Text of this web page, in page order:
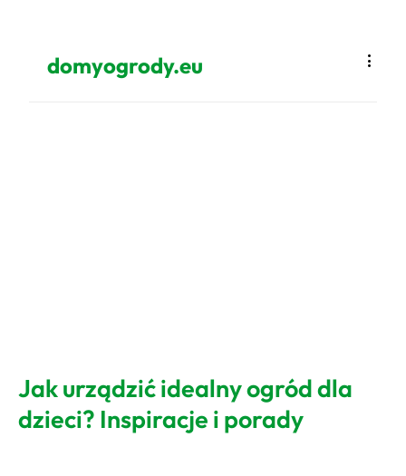
domyogrody.eu
Jak urządzić idealny ogród dla
dzieci? Inspiracje i porady